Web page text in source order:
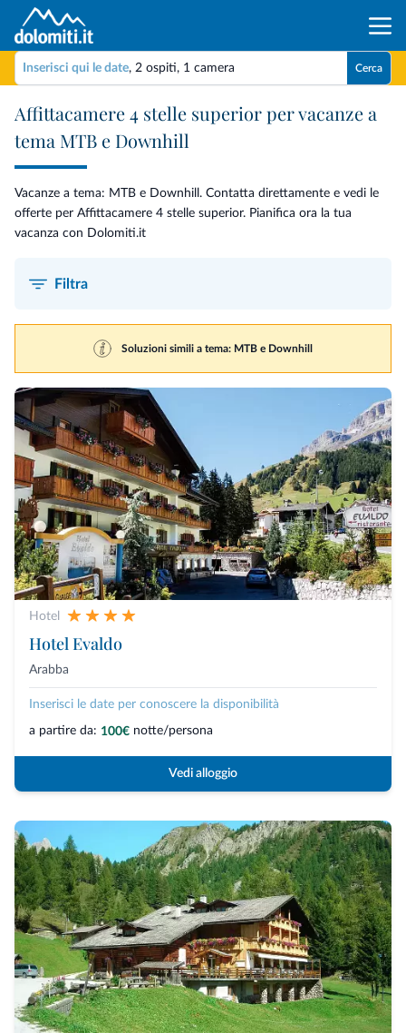
Inserisci qui le date, 2 ospiti, 1 camera Cerca
Affittacamere 4 stelle superior per vacanze a
tema MTB e Downhill
Vacanze a tema: MTB e Downhill. Contatta direttamente e vedi le
offerte per Affittacamere 4 stelle superior. Pianifica ora la tua
vacanza con Dolomiti.it
Filtra
Soluzioni simili a tema: MTB e Downhill
Hotel
Hotel Evaldo
Arabba
Inserisci le date per conoscere la disponibilità
a partire da: 100€ notte/persona
Vedi alloggio